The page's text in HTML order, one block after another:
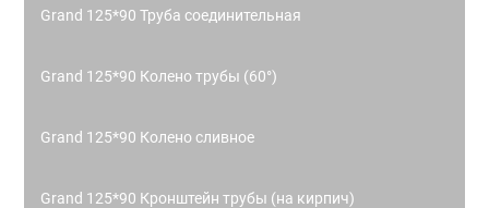
Grand 125*90 Труба соединительная
Grand 125*90 Колено трубы (60°)
Grand 125*90 Колено сливное
Grand 125*90 Кронштейн трубы (на кирпич)